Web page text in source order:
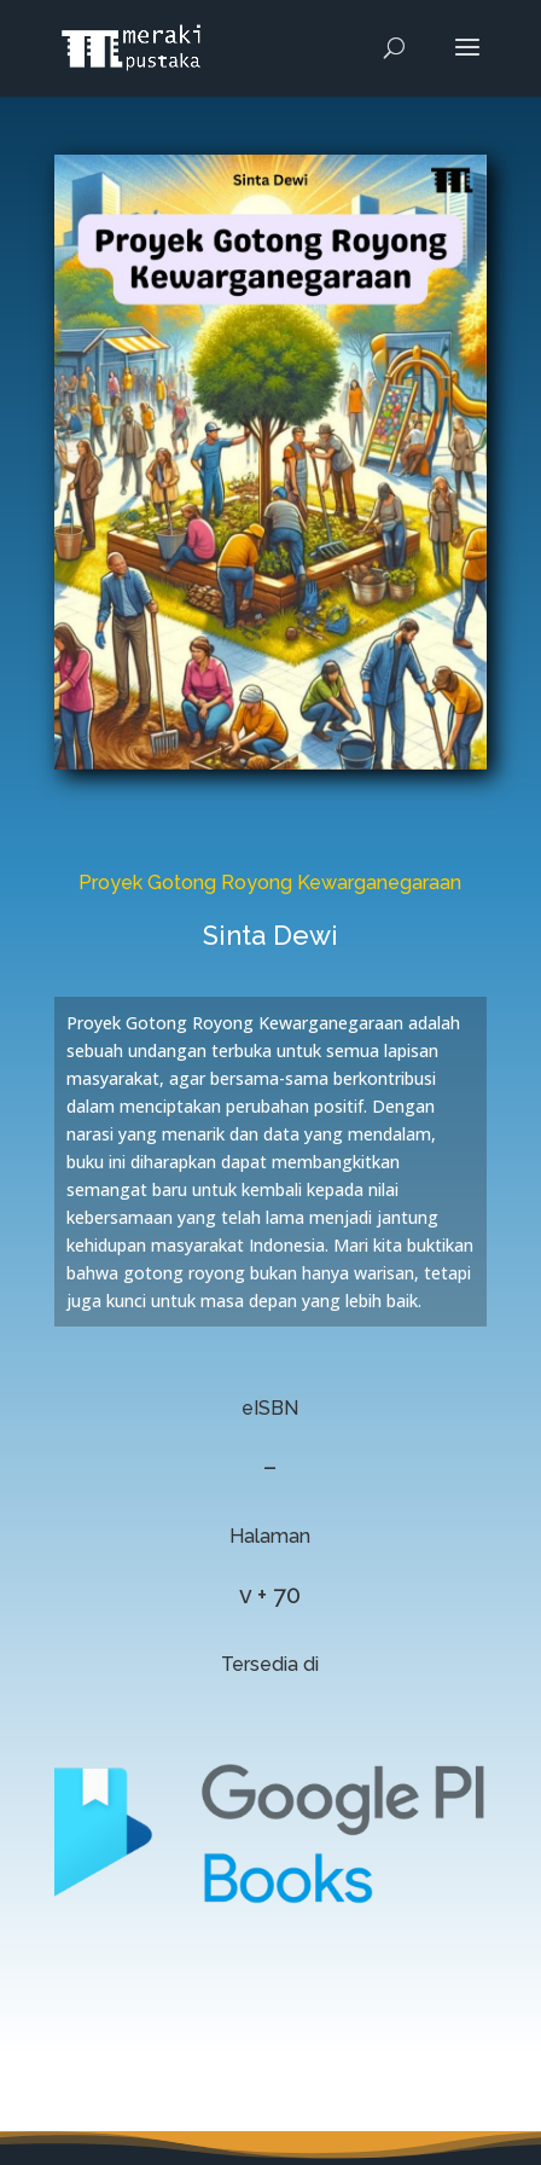
Proyek Gotong Royong Kewarganegaraan
Sinta Dewi
Proyek Gotong Royong Kewarganegaraan adalah
sebuah undangan terbuka untuk semua lapisan
masyarakat, agar bersama-sama berkontribusi
dalam menciptakan perubahan positif. Dengan
narasi yang menarik dan data yang mendalam,
buku ini diharapkan dapat membangkitkan
semangat baru untuk kembali kepada nilai
kebersamaan yang telah lama menjadi jantung
kehidupan masyarakat Indonesia. Mari kita buktikan
bahwa gotong royong bukan hanya warisan, tetapi
juga kunci untuk masa depan yang lebih baik.
eISBN
–
Halaman
v + 70
Tersedia di